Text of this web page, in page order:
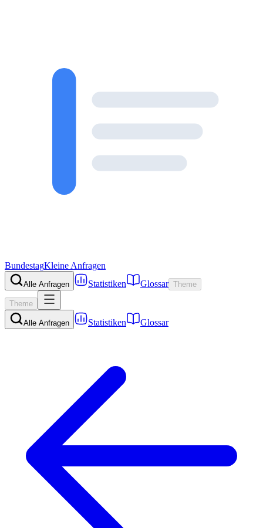
BundestagKleine Anfragen
Alle Anfragen Statistiken Glossar Theme
Theme
Alle Anfragen Statistiken Glossar